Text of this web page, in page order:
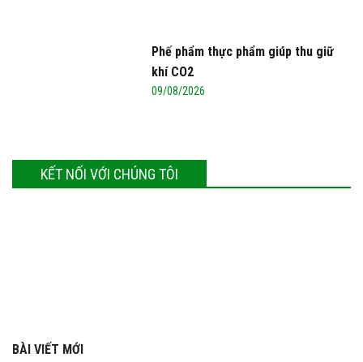
Phế phẩm thực phẩm giúp thu giữ
khí CO2
09/08/2026
KẾT NỐI VỚI CHÚNG TÔI
BÀI VIẾT MỚI